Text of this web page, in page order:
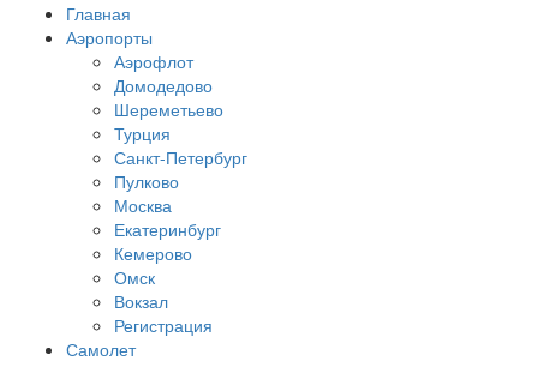
Главная
Аэропорты
Аэрофлот
Домодедово
Шереметьево
Турция
Санкт-Петербург
Пулково
Москва
Екатеринбург
Кемерово
Омск
Вокзал
Регистрация
Самолет